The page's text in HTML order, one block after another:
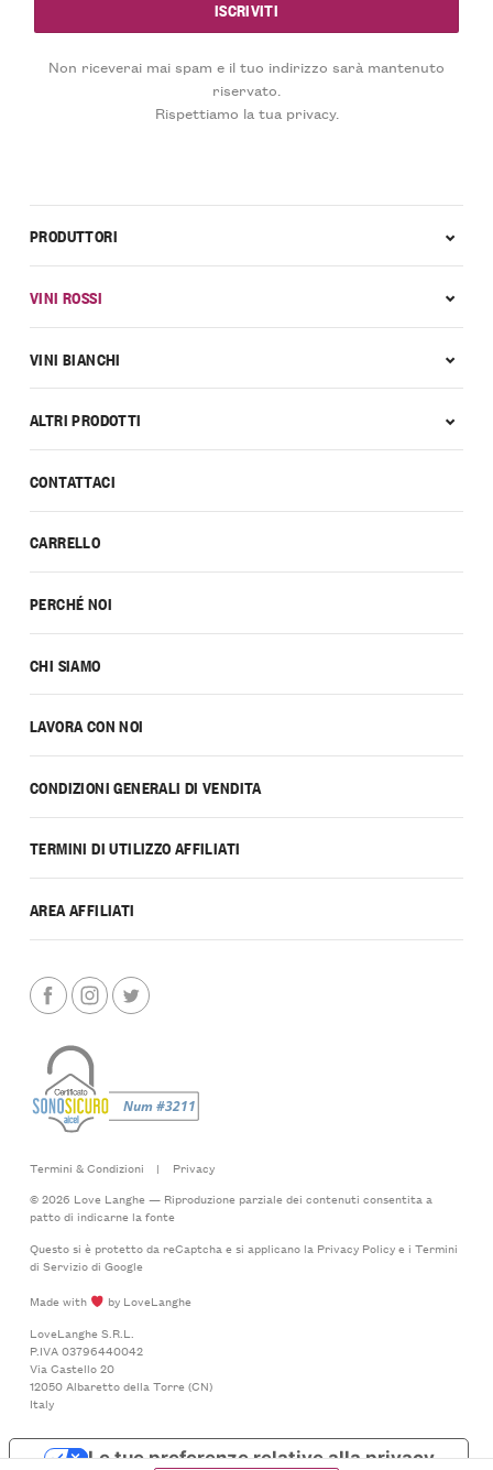
Non riceverai mai spam e il tuo indirizzo sarà mantenuto
riservato.
Rispettiamo la tua privacy.
CONTATTACI
CARRELLO
PERCHÉ NOI
CHI SIAMO
LAVORA CON NOI
CONDIZIONI GENERALI DI VENDITA
TERMINI DI UTILIZZO AFFILIATI
AREA AFFILIATI
PRODUTTORI
VINI ROSSI
VINI BIANCHI
ALTRI PRODOTTI
Termini & Condizioni |
Privacy
© 2026 Love Langhe — Riproduzione parziale dei contenuti consentita a
patto di indicarne la fonte
Questo si è protetto da reCaptcha e si applicano la Privacy Policye i Termini
di Serviziodi Google
Made with
by LoveLanghe
LoveLanghe S.R.L.
P.IVA 03796440042
Via Castello 20
12050 Albaretto della Torre (CN)
Italy
Le tue preferenze relative alla privacy